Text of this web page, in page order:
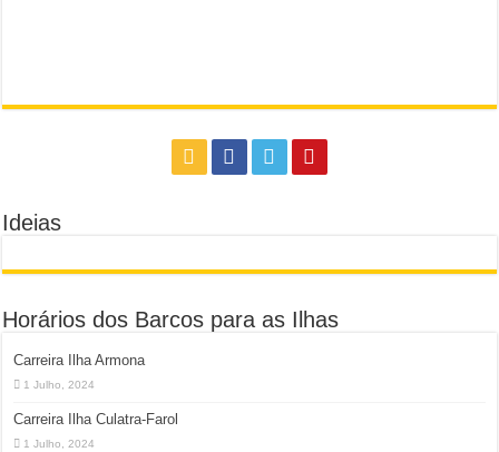
Ideias
Horários dos Barcos para as Ilhas
Carreira Ilha Armona
1 Julho, 2024
Carreira Ilha Culatra-Farol
1 Julho, 2024